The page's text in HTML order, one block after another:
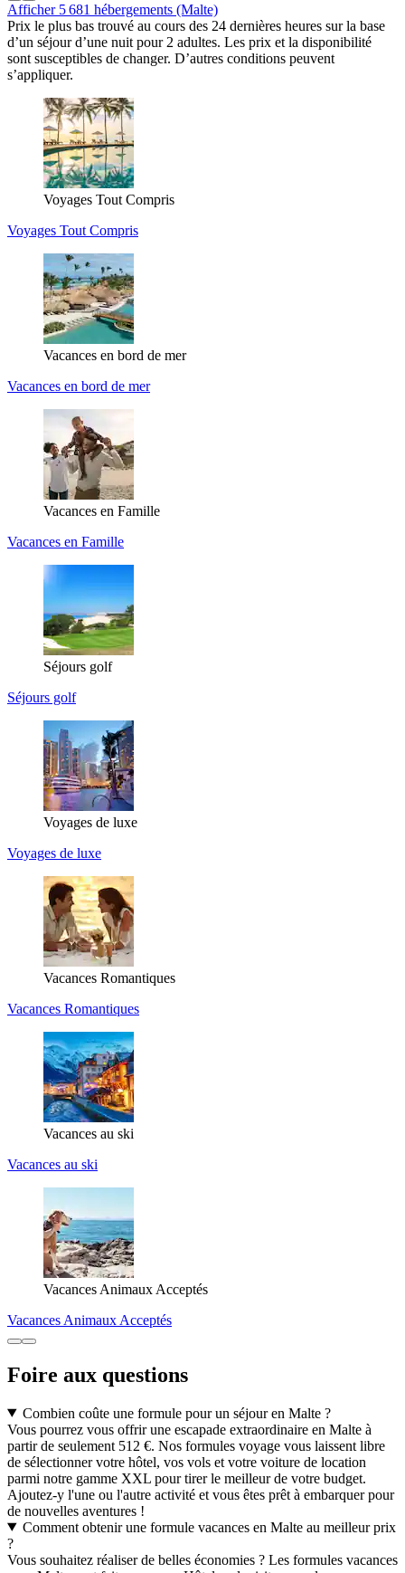
Afficher 5 681 hébergements (Malte)
Prix le plus bas trouvé au cours des 24 dernières heures sur la base
d’un séjour d’une nuit pour 2 adultes. Les prix et la disponibilité
sont susceptibles de changer. D’autres conditions peuvent
s’appliquer.
Voyages Tout Compris
Voyages Tout Compris
Vacances en bord de mer
Vacances en bord de mer
Vacances en Famille
Vacances en Famille
Séjours golf
Séjours golf
Voyages de luxe
Voyages de luxe
Vacances Romantiques
Vacances Romantiques
Vacances au ski
Vacances au ski
Vacances Animaux Acceptés
Vacances Animaux Acceptés
Foire aux questions
Combien coûte une formule pour un séjour en Malte ?
Vous pourrez vous offrir une escapade extraordinaire en Malte à
partir de seulement 512 €. Nos formules voyage vous laissent libre
de sélectionner votre hôtel, vos vols et votre voiture de location
parmi notre gamme XXL pour tirer le meilleur de votre budget.
Ajoutez-y l'une ou l'autre activité et vous êtes prêt à embarquer pour
de nouvelles aventures !
Comment obtenir une formule vacances en Malte au meilleur prix
?
Vous souhaitez réaliser de belles économies ? Les formules vacances